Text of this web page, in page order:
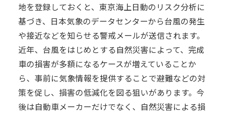
企業情報
メッセージ
会社概要
日本気象の歴史
オフィス
環境・サステナビリティ
地を登録しておくと、東京海上日動のリスク分析に
基づき、日本気象のデータセンターから台風の発生
や接近などを知らせる警戒メールが送信されます。
近年、台風をはじめとする自然災害によって、完成
車の損害が多額になるケースが増えていることか
ら、事前に気象情報を提供することで避難などの対
策を促し、損害の低減化を図る狙いがあります。今
後は自動車メーカーだけでなく、自然災害による損